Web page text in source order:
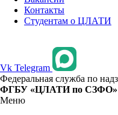
Контакты
Студентам о ЦЛАТИ
Vk Telegram
Федеральная служба по
ФГБУ «ЦЛАТИ по СЗФО»
Меню